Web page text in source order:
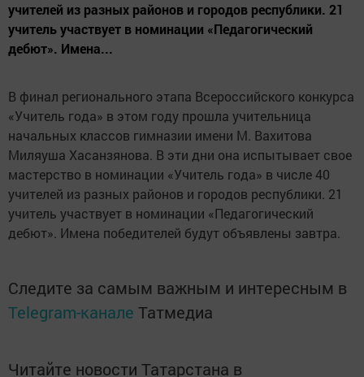
учителей из разных районов и городов республики. 21
учитель участвует в номинации «Педагогический
дебют». Имена...
В финал регионального этапа Всероссийского конкурса
«Учитель года» в этом году прошла учительница
начальных классов гимназии имени М. Вахитова
Миляуша Хасанзянова. В эти дни она испытывает свое
мастерство в номинации «Учитель года» в числе 40
учителей из разных районов и городов республики. 21
учитель участвует в номинации «Педагогический
дебют». Имена победителей будут объявлены завтра.
Следите за самым важным и интересным в
Telegram-канале Татмедиа
Читайте новости Татарстана в